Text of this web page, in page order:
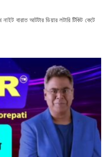
বারাত আটটার ডিয়ার লটারি টিকিট কেটে